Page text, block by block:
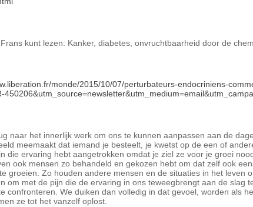
kunt lezen: Kanker, diabetes, onvruchtbaarheid door de
monde/2015/10/07/perturbateurs-endocriniens-
naar het innerlijk werk om ons te kunnen aanpassen aan de
meemaakt dat iemand je besteelt, je kwetst op de een of
die ervaring hebt aangetrokken omdat je ziel ze voor je groei
ook mensen zo behandeld en gekozen hebt om dat zelf ook
groeien. Zo houden andere mensen en de situaties in het leven
om met de pijn die de ervaring in ons teweegbrengt aan de slag
confronteren. We duiken dan volledig in dat gevoel, worden als
ze tot het vanzelf oplost.